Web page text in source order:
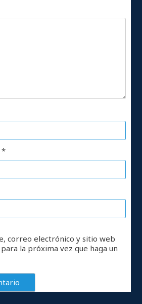
*
correo electrónico y sitio web
la próxima vez que haga un